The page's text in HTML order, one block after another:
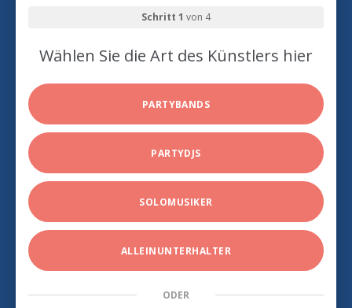
Schritt 1 von 4
Wählen Sie die Art des Künstlers hier
PARTYBANDS
PARTYDJS
SOLOMUSIKER
ALLEINUNTERHALTER
ODER